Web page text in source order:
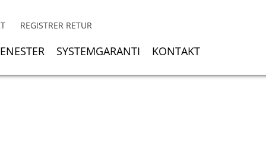
REGISTRER RETUR
SYSTEMGARANTI KONTAKT